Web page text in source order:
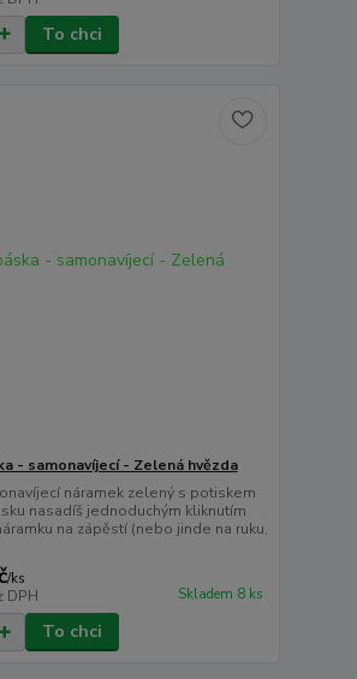
To chci
- samonavíjecí - Zelená hvězda
náramek zelený s potiskem
nasadíš jednoduchým kliknutím
na zápěstí (nebo jinde na ruku,
/ks
DPH Skladem 8 ks
To chci